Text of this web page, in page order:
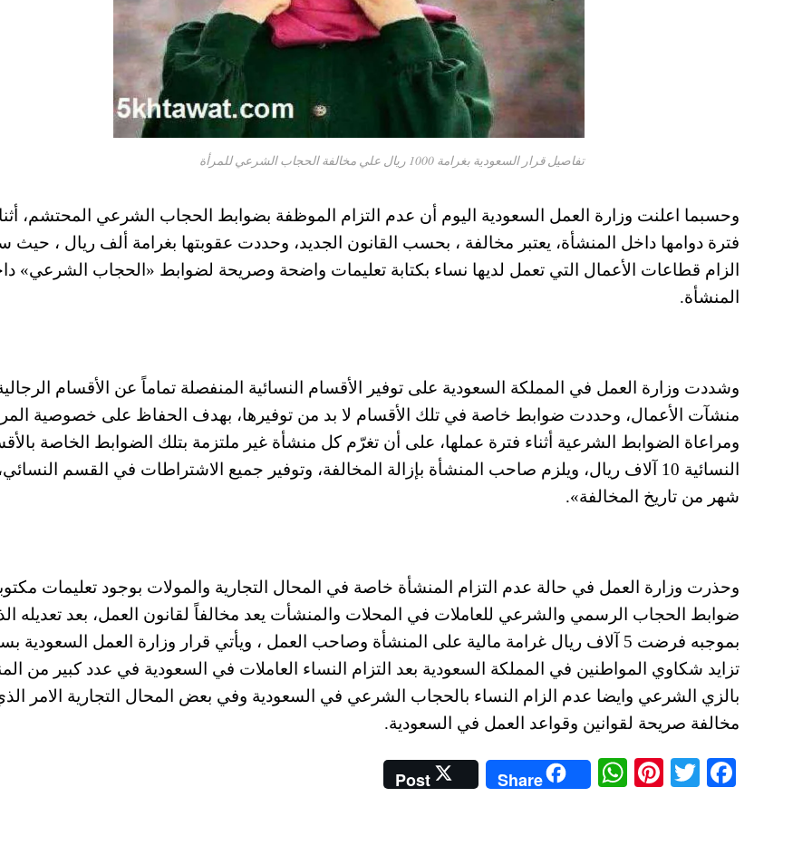
تفاصيل قرار السعودية بغرامة 1000 ريال علي مخالفة الحجاب الشرعي للمرأة
وحسبما اعلنت وزارة العمل السعودية اليوم أن عدم التزام الموظفة بضوابط الحجاب الشرعي المحتشم،
فترة دوامها داخل المنشأة، يعتبر مخالفة ، بحسب القانون الجديد، وحددت عقوبتها بغرامة ألف ريال ، حيث
الزام قطاعات الأعمال التي تعمل لديها نساء بكتابة تعليمات واضحة وصريحة لضوابط «الحجاب الشرعي»
المنشأة.
وشددت وزارة العمل في المملكة السعودية على توفير الأقسام النسائية المنفصلة تماماً عن الأقسام
منشآت الأعمال، وحددت ضوابط خاصة في تلك الأقسام لا بد من توفيرها، بهدف الحفاظ على خصوصية
ومراعاة الضوابط الشرعية أثناء فترة عملها، على أن تغرّم كل منشأة غير ملتزمة بتلك الضوابط الخاصة
النسائية 10 آلاف ريال، ويلزم صاحب المنشأة بإزالة المخالفة، وتوفير جميع الاشتراطات في القسم
شهر من تاريخ المخالفة».
وحذرت وزارة العمل في حالة عدم التزام المنشأة خاصة في المحال التجارية والمولات بوجود تعليمات
ضوابط الحجاب الرسمي والشرعي للعاملات في المحلات والمنشأت يعد مخالفاً لقانون العمل، بعد تعديله
بموجبه فرضت 5 آلاف ريال غرامة مالية على المنشأة وصاحب العمل ، ويأتي قرار وزارة العمل السعودية
تزايد شكاوي المواطنين في المملكة السعودية بعد التزام النساء العاملات في السعودية في عدد كبير من
بالزي الشرعي وايضا عدم الزام النساء بالحجاب الشرعي في السعودية وفي بعض المحال التجارية الامر
مخالفة صريحة لقوانين وقواعد العمل في السعودية.
Fa
T
Pi
W
ha
Share
Post